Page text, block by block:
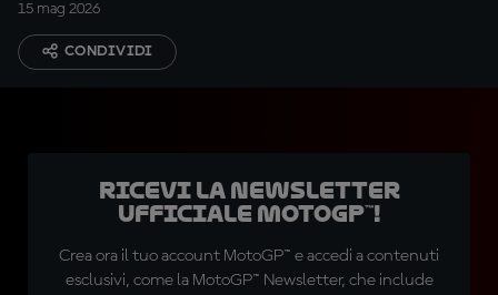
15 mag 2026
CONDIVIDI
Ricevi la newsletter
ufficiale MotoGP™!
Crea ora il tuo account MotoGP™ e accedi a contenuti
esclusivi, come la MotoGP™ Newsletter, che include